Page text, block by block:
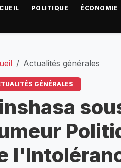
POLITIQUE ÉCONOMIE
Actualités générales
GÉNÉRALES